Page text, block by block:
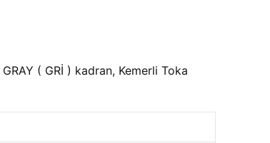
( GRİ ) kadran, Kemerli Toka